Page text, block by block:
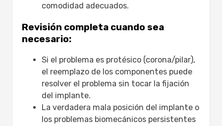
comodidad adecuados.
Revisión completa cuando sea
necesario:
Si el problema es protésico (corona/pilar),
el reemplazo de los componentes puede
resolver el problema sin tocar la fijación
del implante.
La verdadera mala posición del implante o
los problemas biomecánicos persistentes